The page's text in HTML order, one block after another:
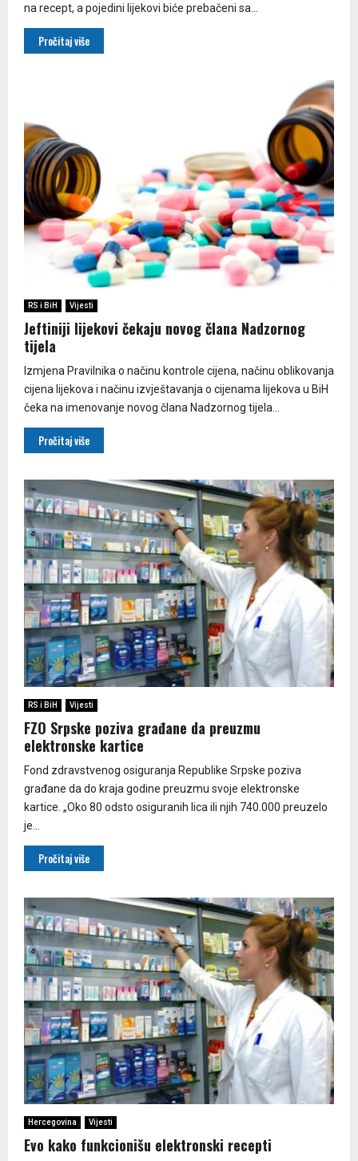
na recept, a pojedini lijekovi biće prebačeni sa...
Pročitaj više
RS i BiH Vijesti
Jeftiniji lijekovi čekaju novog člana Nadzornog
tijela
Izmjena Pravilnika o načinu kontrole cijena, načinu oblikovanja
cijena lijekova i načinu izvještavanja o cijenama lijekova u BiH
čeka na imenovanje novog člana Nadzornog tijela...
Pročitaj više
RS i BiH Vijesti
FZO Srpske poziva građane da preuzmu
elektronske kartice
Fond zdravstvenog osiguranja Republike Srpske poziva
građane da do kraja godine preuzmu svoje elektronske
kartice. „Oko 80 odsto osiguranih lica ili njih 740.000 preuzelo
je...
Pročitaj više
Hercegovina Vijesti
Evo kako funkcionišu elektronski recepti